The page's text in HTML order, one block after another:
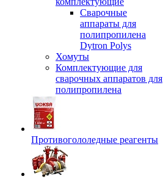
Сварочные
аппараты для
полипропилена
Dytron Polys
Хомуты
Комплектующие для
сварочных аппаратов для
полипропилена
Противогололедные реагенты